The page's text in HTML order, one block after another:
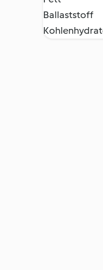
Ballaststoff